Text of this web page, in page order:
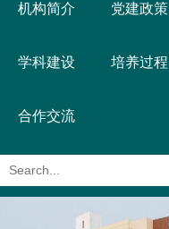
机构简介 党建政策
学科建设 培养过程
合作交流